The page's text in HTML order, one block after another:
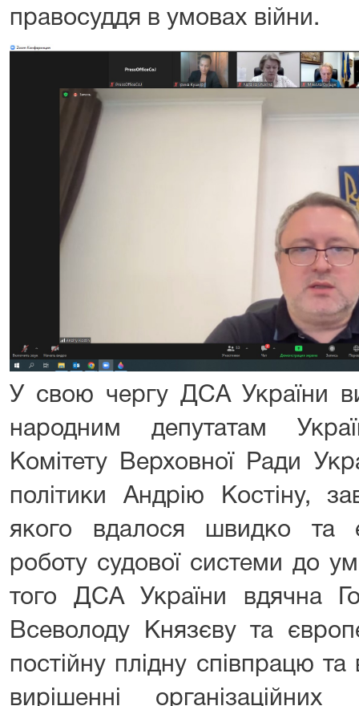
правосуддя в умовах війни.
У свою чергу ДСА України
народним депутатам
Комітету Верховної Ради
політики Андрію Костіну,
якого вдалося швидко та
роботу судової системи до
того ДСА України вдячна
Всеволоду Князєву та
постійну плідну співпрацю
вирішенні